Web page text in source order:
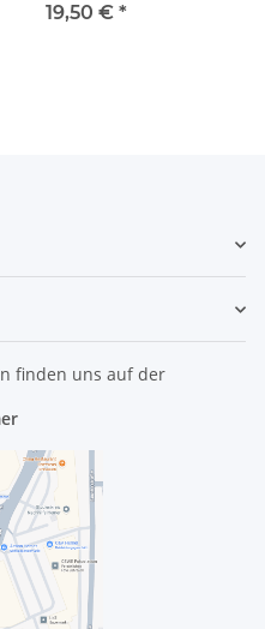
19,50 € *
finden uns auf der